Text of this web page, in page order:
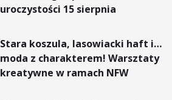
uroczystości 15 sierpnia
Stara koszula, lasowiacki haft i…
moda z charakterem! Warsztaty
kreatywne w ramach NFW